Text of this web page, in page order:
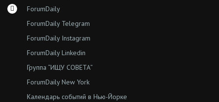
ForumDaily
ForumDaily Telegram
ForumDaily Instagram
ForumDaily Linkedin
Группа “ИЩУ СОВЕТА”
ForumDaily New York
Календарь событий в Нью-Йорке